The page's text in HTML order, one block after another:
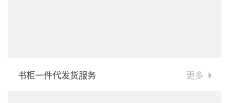
书柜一件代发货服务 更多